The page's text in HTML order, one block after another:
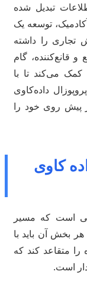
تبدیل شده
توسعه یک
را داشته
قانع‌کننده، گام
می‌کند تا با
داده‌کاوی
پیش روی خود را
کاوی
است که مسیر
هر بخش آن باید با
متقاعد کند که
است.